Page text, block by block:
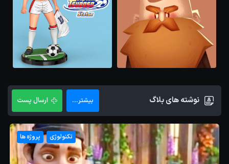
نوشته های بلاگ بیشتر... ارسال پست
پروژه ها تکنولوژی